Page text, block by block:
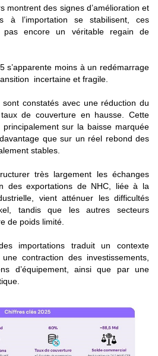
montrent des signes d’amélioration et
à l’importation se stabilisent, ces
pas encore un véritable regain de
s’apparente moins à un redémarrage
incertaine et fragile.
sont constatés avec une réduction du
de couverture en hausse. Cette
sur la baisse marquée
que sur un réel rebond des
stables.
très largement les échanges
des exportations de NHC, liée à la
vient atténuer les difficultés
tandis que les autres secteurs
de poids limité.
importations traduit un contexte
contraction des investissements,
d’équipement, ainsi que par une